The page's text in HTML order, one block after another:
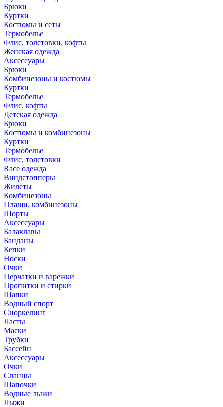
Брюки
Куртки
Костюмы и сеты
Термобелье
Флис, толстовки, кофты
Женская одежда
Аксессуары
Брюки
Комбинезоны и костюмы
Куртки
Термобелье
Флис, кофты
Детская одежда
Брюки
Костюмы и комбинезоны
Куртки
Термобелье
Флис, толстовки
Race одежда
Виндстопперы
Жилеты
Комбинезоны
Плащи, комбинезоны
Шорты
Аксессуары
Балаклавы
Банданы
Кепки
Носки
Очки
Перчатки и варежки
Пропитки и стирки
Шапки
Водный спорт
Сноркелинг
Ласты
Маски
Трубки
Бассейн
Аксессуары
Очки
Сланцы
Шапочки
Водные лыжи
Лыжи